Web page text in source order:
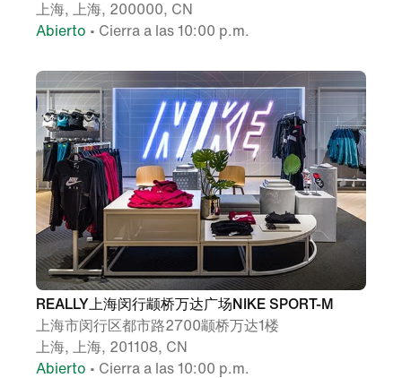
上海, 上海, 200000, CN
Abierto • Cierra a las 10:00 p.m.
REALLY上海闵行颛桥万达广场NIKE SPORT-M
上海市闵行区都市路2700颛桥万达1楼
上海, 上海, 201108, CN
Abierto • Cierra a las 10:00 p.m.